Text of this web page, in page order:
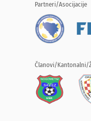
Partneri/Asocijacije
Članovi/Kantonalni/